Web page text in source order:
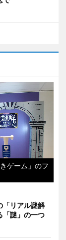
ゲーム」のフ
「リアル謎解
「謎」の一つ